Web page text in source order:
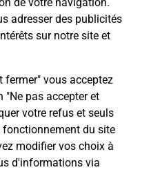
adresser des publicités
sur notre site et
fermer" vous acceptez
"Ne pas accepter et
votre refus et seuls
fonctionnement du site
modifier vos choix à
d'informations via
la
?
Bocage - téléassistance